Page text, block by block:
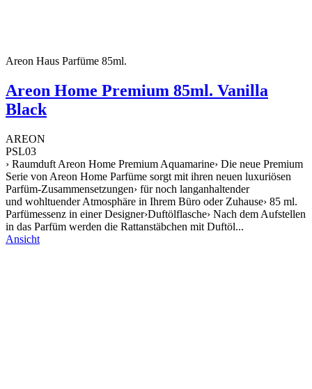
Areon Haus Parfüme 85ml.
Areon Home Premium 85ml. Vanilla
Black
AREON
PSL03
› Raumduft Areon Home Premium Aquamarine› Die neue Premium
Serie von Areon Home Parfüme sorgt mit ihren neuen luxuriösen
Parfüm-Zusammensetzungen› für noch langanhaltender
und wohltuender Atmosphäre in Ihrem Büro oder Zuhause› 85 ml.
Parfümessenz in einer Designer›Duftölflasche› Nach dem Aufstellen
in das Parfüm werden die Rattanstäbchen mit Duftöl...
Ansicht